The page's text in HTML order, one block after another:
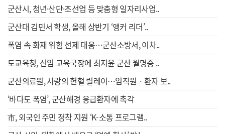
군산시, 청년·산단·조선업 등 맞춤형 일자리사업..
군산대 김민서 학생, 올해 상반기 ‘앵커 리더’..
폭염 속 화재 위험 선제 대응…군산소방서, 이차..
도교육청, 신임 교육국장에 최지윤 군산 월명중 ..
군산의료원, 사랑의 헌혈 릴레이…임직원ㆍ환자 보..
‘바다도 폭염’, 군산해경 응급환자에 촉각
市, 외국인 주민 정착 지원 ‘K-소통 프로그램..